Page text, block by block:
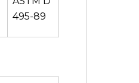
495-89